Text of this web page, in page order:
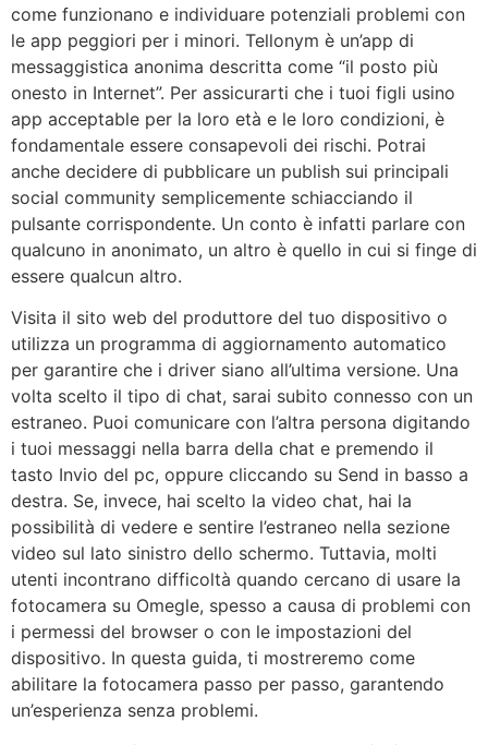
come funzionano e individuare potenziali problemi con
le app peggiori per i minori. Tellonym è un’app di
messaggistica anonima descritta come “il posto più
onesto in Internet”. Per assicurarti che i tuoi figli usino
app acceptable per la loro età e le loro condizioni, è
fondamentale essere consapevoli dei rischi. Potrai
anche decidere di pubblicare un publish sui principali
social community semplicemente schiacciando il
pulsante corrispondente. Un conto è infatti parlare con
qualcuno in anonimato, un altro è quello in cui si finge di
essere qualcun altro.
Visita il sito web del produttore del tuo dispositivo o
utilizza un programma di aggiornamento automatico
per garantire che i driver siano all’ultima versione. Una
volta scelto il tipo di chat, sarai subito connesso con un
estraneo. Puoi comunicare con l’altra persona digitando
i tuoi messaggi nella barra della chat e premendo il
tasto Invio del pc, oppure cliccando su Send in basso a
destra. Se, invece, hai scelto la video chat, hai la
possibilità di vedere e sentire l’estraneo nella sezione
video sul lato sinistro dello schermo. Tuttavia, molti
utenti incontrano difficoltà quando cercano di usare la
fotocamera su Omegle, spesso a causa di problemi con
i permessi del browser o con le impostazioni del
dispositivo. In questa guida, ti mostreremo come
abilitare la fotocamera passo per passo, garantendo
un’esperienza senza problemi.